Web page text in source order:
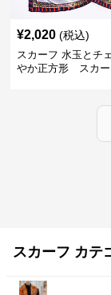
¥2,020 (税込)
スカーフ 水玉とチ
やか正方形 スカー
スカーフ カテ